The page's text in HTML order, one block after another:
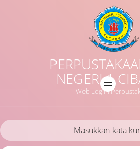
NEGERI 1
Web Log in